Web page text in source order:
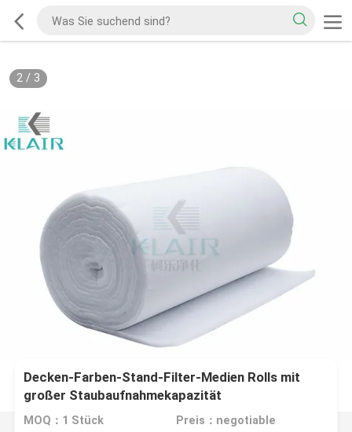
2/ 3
Decken-Farben-Stand-Filter-Medien Rolls mit
großer Staubaufnahmekapazität
MOQ：1 Stück Preis：negotiable